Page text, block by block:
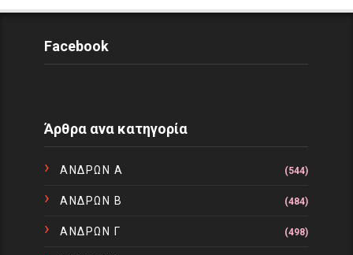
Facebook
Άρθρα ανα κατηγορία
ΑΝΔΡΩΝ Α (544)
ΑΝΔΡΩΝ Β (484)
ΑΝΔΡΩΝ Γ (498)